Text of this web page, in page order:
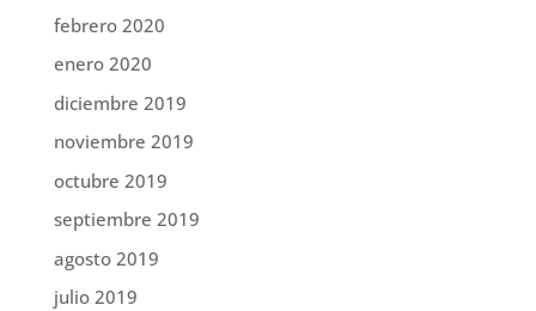
febrero 2020
enero 2020
diciembre 2019
noviembre 2019
octubre 2019
septiembre 2019
agosto 2019
julio 2019